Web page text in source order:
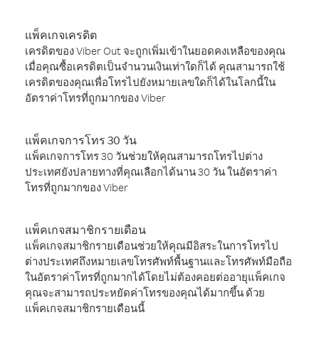
แพ็คเกจเครดิต
เครดิตของ Viber Out จะถูกเพิ่มเข้าในยอดคงเหลือของคุณ
เมื่อคุณซื้อเครดิตเป็นจำนวนเงินเท่าใดก็ได้ คุณสามารถใช้
เครดิตของคุณเพื่อโทรไปยังหมายเลขใดก็ได้ในโลกนี้ใน
อัตราค่าโทรที่ถูกมากของ Viber
แพ็คเกจการโทร 30 วัน
แพ็คเกจการโทร 30 วันช่วยให้คุณสามารถโทรไปต่าง
ประเทศยังปลายทางที่คุณเลือกได้นาน 30 วัน ในอัตราค่า
โทรที่ถูกมากของ Viber
แพ็คเกจสมาชิกรายเดือน
แพ็คเกจสมาชิกรายเดือนช่วยให้คุณมีอิสระในการโทรไป
ต่างประเทศถึงหมายเลขโทรศัพท์พื้นฐานและโทรศัพท์มือถือ
ในอัตราค่าโทรที่ถูกมากได้โดยไม่ต้องคอยต่ออายุแพ็คเกจ
คุณจะสามารถประหยัดค่าโทรของคุณได้มากขึ้น ด้วย
แพ็คเกจสมาชิกรายเดือนนี้